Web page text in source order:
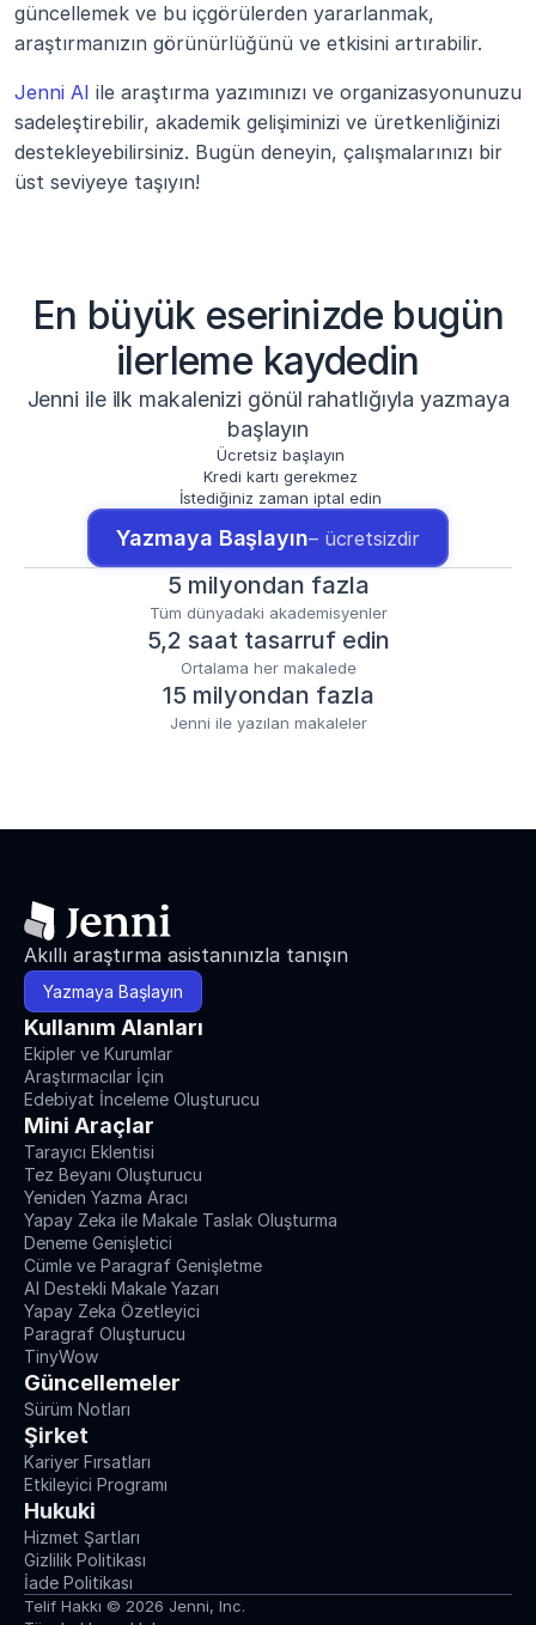
güncellemek ve bu içgörülerden yararlanmak,
araştırmanızın görünürlüğünü ve etkisini artırabilir.
Jenni AI ile araştırma yazımınızı ve organizasyonunuzu
sadeleştirebilir, akademik gelişiminizi ve üretkenliğinizi
destekleyebilirsiniz. Bugün deneyin, çalışmalarınızı bir
üst seviyeye taşıyın!
En büyük eserinizde bugün
ilerleme kaydedin
Jenni ile ilk makalenizi gönül rahatlığıyla yazmaya
başlayın
Ücretsiz başlayın
Kredi kartı gerekmez
İstediğiniz zaman iptal edin
Yazmaya Başlayın– ücretsizdir
5 milyondan fazla
Tüm dünyadaki akademisyenler
5,2 saat tasarruf edin
Ortalama her makalede
15 milyondan fazla
Jenni ile yazılan makaleler
Akıllı araştırma asistanınızla tanışın
Yazmaya Başlayın
Kullanım Alanları
Ekipler ve Kurumlar
Araştırmacılar İçin
Edebiyat İnceleme Oluşturucu
Mini Araçlar
Tarayıcı Eklentisi
Tez Beyanı Oluşturucu
Yeniden Yazma Aracı
Yapay Zeka ile Makale Taslak Oluşturma
Deneme Genişletici
Cümle ve Paragraf Genişletme
AI Destekli Makale Yazarı
Yapay Zeka Özetleyici
Paragraf Oluşturucu
TinyWow
Güncellemeler
Sürüm Notları
Şirket
Kariyer Fırsatları
Etkileyici Programı
Hukuki
Hizmet Şartları
Gizlilik Politikası
İade Politikası
Telif Hakkı © 2026 Jenni, Inc.